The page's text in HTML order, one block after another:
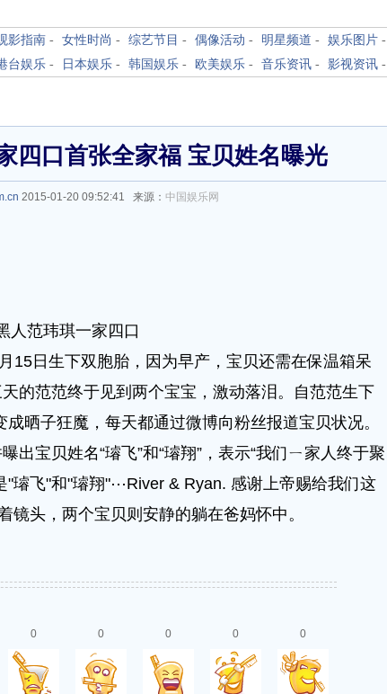
影指南 - 女性时尚 - 综艺节目 - 偶像活动 - 明星频道 - 娱乐图片 -
台娱乐 - 日本娱乐 - 韩国娱乐 - 欧美娱乐 - 音乐资讯 - 影视资讯 -
四口首张全家福 宝贝姓名曝光
2015-01-20 09:52:41 来源： 中国娱乐网
人范玮琪一家四口
日生下双胞胎，因为早产，宝贝还需在保温箱呆
的范范终于见到两个宝宝，激动落泪。自范范生下
晒子狂魔，每天都通过微博向粉丝报道宝贝状况。
出宝贝姓名“璿飞”和“璿翔”，表示“我们ㄧ家人终于聚
璿飞"和"璿翔"⋯River & Ryan. 感谢上帝赐给我们这
镜头，两个宝贝则安静的躺在爸妈怀中。
0 0 0 0 0